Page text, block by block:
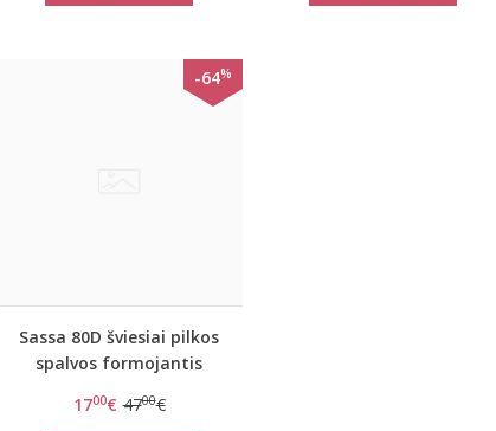
-64%
Sassa 80D šviesiai pilkos
spalvos formojantis
Secret 989
1700€ 4700€